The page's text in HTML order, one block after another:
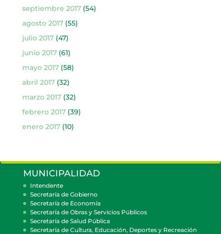
septiembre 2017(54)
agosto 2017(55)
julio 2017(47)
junio 2017(61)
mayo 2017(58)
abril 2017(32)
marzo 2017(32)
febrero 2017(39)
enero 2017(10)
MUNICIPALIDAD
Intendente
Secretaría de Gobierno
Secretaría de Economía
Secretaría de Obras y Servicios Públicos
Secretaría de Salud Pública
Secretaría de Cultura, Educación, Deportes y Recreación